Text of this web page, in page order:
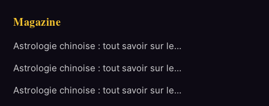
Magazine
Astrologie chinoise : tout savoir sur le…
Astrologie chinoise : tout savoir sur le…
Astrologie chinoise : tout savoir sur le…